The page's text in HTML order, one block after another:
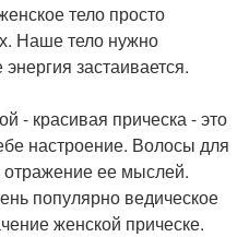
тело просто
Наше тело нужно
застаивается.
- красивая прическа - это
настроение. Волосы для
ее мыслей.
популярно ведическое
женской прическе.